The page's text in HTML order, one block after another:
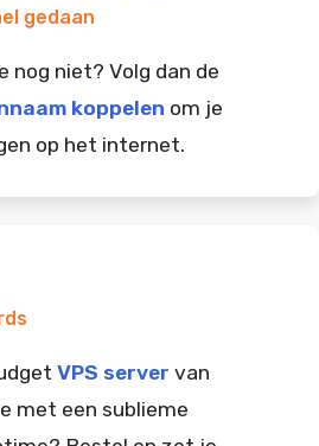
gedaan
nog niet? Volg dan de
koppelen om je
op het internet.
VPS server van
met een sublieme